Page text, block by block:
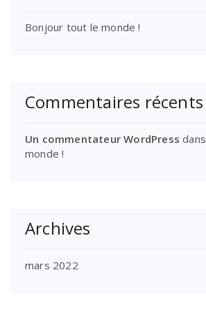
Bonjour tout le monde !
Commentaires récents
Un commentateur WordPress dans
monde !
Archives
mars 2022